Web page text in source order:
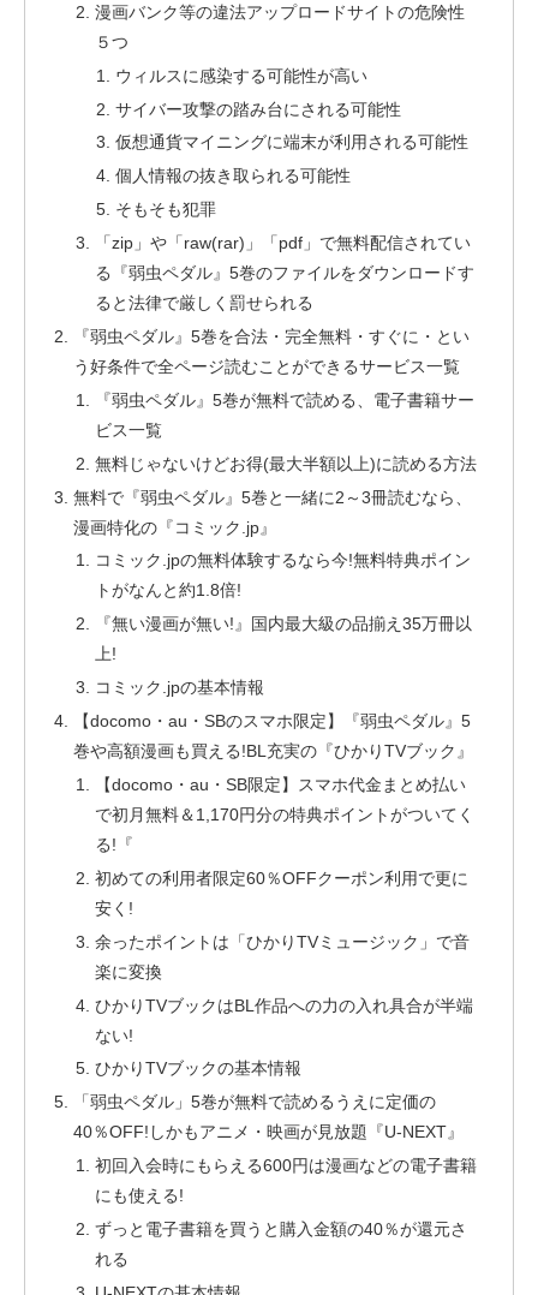
漫画バンク等の違法アップロードサイトの危険性
５つ
ウィルスに感染する可能性が高い
サイバー攻撃の踏み台にされる可能性
仮想通貨マイニングに端末が利用される可能性
個人情報の抜き取られる可能性
そもそも犯罪
「zip」や「raw(rar)」「pdf」で無料配信されてい
る『弱虫ペダル』5巻のファイルをダウンロードす
ると法律で厳しく罰せられる
『弱虫ペダル』5巻を合法・完全無料・すぐに・とい
う好条件で全ページ読むことができるサービス一覧
『弱虫ペダル』5巻が無料で読める、電子書籍サー
ビス一覧
無料じゃないけどお得(最大半額以上)に読める方法
無料で『弱虫ペダル』5巻と一緒に2～3冊読むなら、
漫画特化の『コミック.jp』
コミック.jpの無料体験するなら今!無料特典ポイン
トがなんと約1.8倍!
『無い漫画が無い!』国内最大級の品揃え35万冊以
上!
コミック.jpの基本情報
【docomo・au・SBのスマホ限定】『弱虫ペダル』5
巻や高額漫画も買える!BL充実の『ひかりTVブック』
【docomo・au・SB限定】スマホ代金まとめ払い
で初月無料＆1,170円分の特典ポイントがついてく
る!『
初めての利用者限定60％OFFクーポン利用で更に
安く!
余ったポイントは「ひかりTVミュージック」で音
楽に変換
ひかりTVブックはBL作品への力の入れ具合が半端
ない!
ひかりTVブックの基本情報
「弱虫ペダル」5巻が無料で読めるうえに定価の
40％OFF!しかもアニメ・映画が見放題『U-NEXT』
初回入会時にもらえる600円は漫画などの電子書籍
にも使える!
ずっと電子書籍を買うと購入金額の40％が還元さ
れる